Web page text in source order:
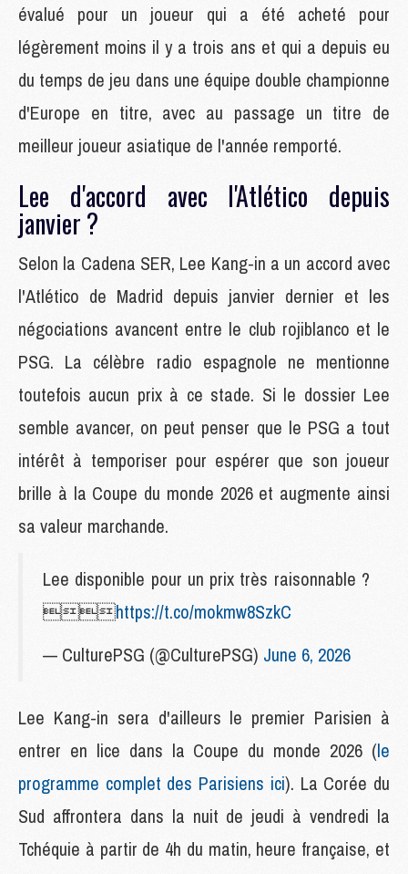
évalué pour un joueur qui a été acheté pour
légèrement moins il y a trois ans et qui a depuis eu
du temps de jeu dans une équipe double championne
d'Europe en titre, avec au passage un titre de
meilleur joueur asiatique de l'année remporté.
Lee d'accord avec l'Atlético depuis
janvier ?
Selon la Cadena SER, Lee Kang-in a un accord avec
l'Atlético de Madrid depuis janvier dernier et les
négociations avancent entre le club rojiblanco et le
PSG. La célèbre radio espagnole ne mentionne
toutefois aucun prix à ce stade. Si le dossier Lee
semble avancer, on peut penser que le PSG a tout
intérêt à temporiser pour espérer que son joueur
brille à la Coupe du monde 2026 et augmente ainsi
sa valeur marchande.
Lee disponible pour un prix très raisonnable ?
https://t.co/mokmw8SzkC
— CulturePSG (@CulturePSG) June 6, 2026
Lee Kang-in sera d'ailleurs le premier Parisien à
entrer en lice dans la Coupe du monde 2026 (le
programme complet des Parisiens ici). La Corée du
Sud affrontera dans la nuit de jeudi à vendredi la
Tchéquie à partir de 4h du matin, heure française, et